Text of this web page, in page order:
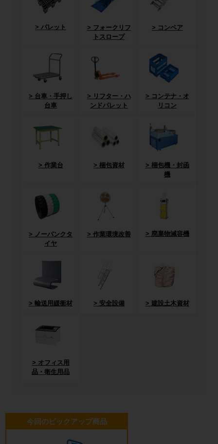
パレット
フォークリフ
トスロープ
コンベア
台車・手押し
台車
リフター・ハ
ンドパレット
コンテナ・オ
リコン
作業台 梱包資材
梱包機・封函
機
ノーパンクタ
イヤ
作業環境改善 廃棄物減容機
輸送用緩衝材 安全設備 建設土木資材
オフィス用
品・衛生用品
今回のピックアップ商品